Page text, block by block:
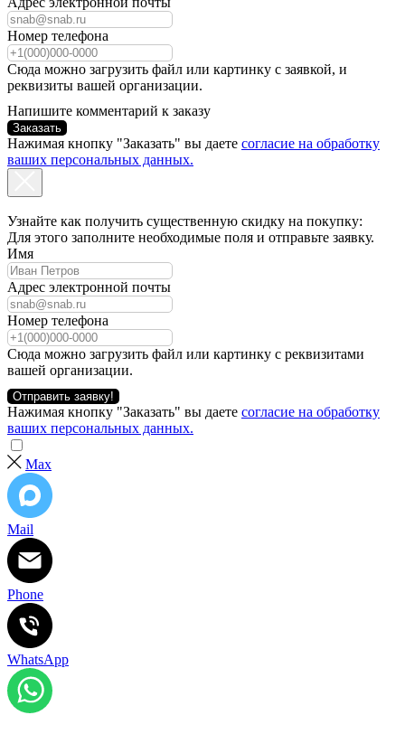
Номер телефона
Сюда можно загрузить файл или картинку с заявкой, и
реквизиты вашей организации.
Напишите комментарий к заказу
Заказать
Нажимая кнопку "Заказать" вы даете согласие на обработку
ваших персональных данных.
Узнайте как получить существенную скидку на покупку:
Для этого заполните необходимые поля и отправьте заявку.
Имя
Адрес электронной почты
Номер телефона
Сюда можно загрузить файл или картинку с реквизитами
вашей организации.
Отправить заявку!
Нажимая кнопку "Заказать" вы даете согласие на обработку
ваших персональных данных.
Max
Mail
Phone
WhatsApp